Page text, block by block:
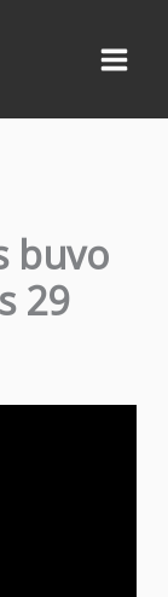
buvo
29